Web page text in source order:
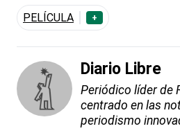
PELÍCULA +
Diario Libre
Periódico líder de
centrado en las
periodismo